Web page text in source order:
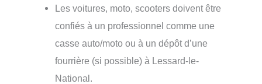
Les voitures, moto, scooters doivent être
confiés à un professionnel comme une
casse auto/moto ou à un dépôt d’une
fourrière (si possible) à Lessard-le-
National.